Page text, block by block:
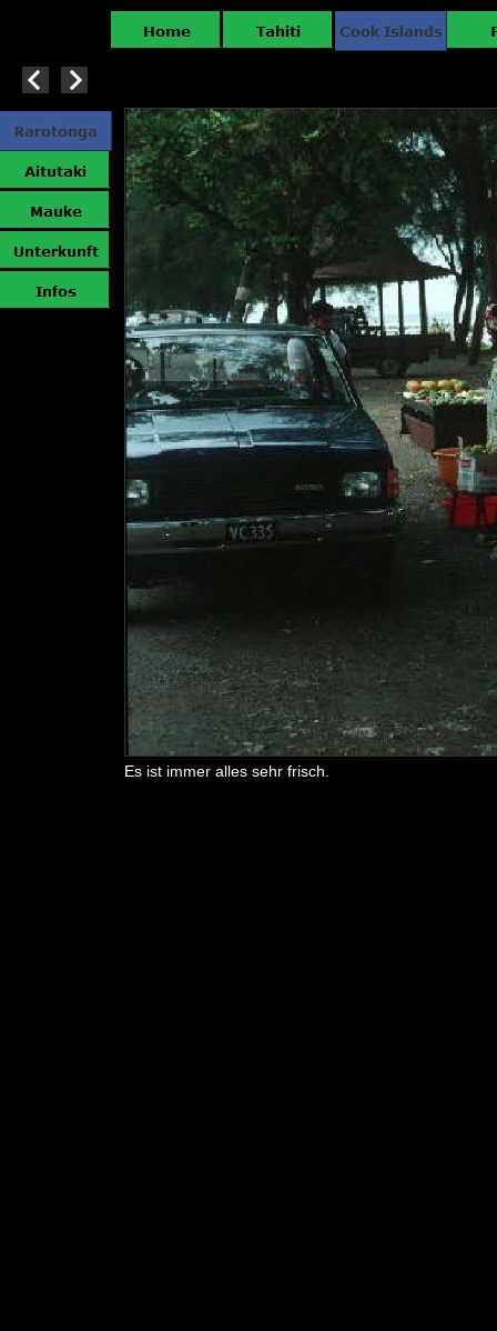
Es ist immer alles sehr frisch.